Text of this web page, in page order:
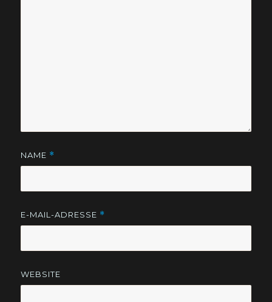
NAME *
E-MAIL-ADRESSE *
WEBSITE